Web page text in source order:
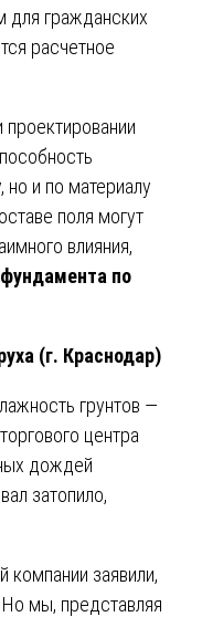
для гражданских
расчетное
но и по материалу
поля могут
влияния,
по
(г. Краснодар)
грунтов —
центра
дождей
затопило,
компании заявили,
мы, представляя